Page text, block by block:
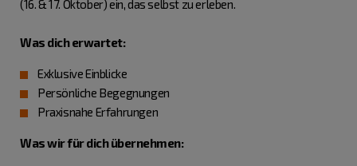
(16. & 17. Oktober) ein, das selbst zu erleben.
Was dich erwartet:
Exklusive Einblicke
Persönliche Begegnungen
Praxisnahe Erfahrungen
Was wir für dich übernehmen: